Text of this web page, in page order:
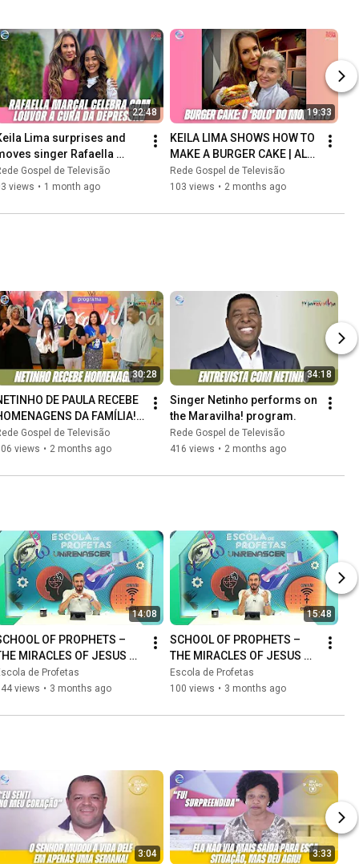
22:48
Lima surprises and
singer Rafaella
| All the best to you
Gospel de Televisão
views • 1 month ago
19:33
KEILA LIMA SHOWS HOW TO
MAKE A BURGER CAKE | ALL
THE BEST TO YOU
Rede Gospel de Televisão
103 views • 2 months ago
30:28
DE PAULA RECEBE
DA FAMÍLIA! |
DA MARAVILHA
Gospel de Televisão
views • 2 months ago
34:18
Singer Netinho performs on
the Maravilha! program.
Rede Gospel de Televisão
416 views • 2 months ago
14:08
OF PROPHETS –
MIRACLES OF JESUS
10) | BISHOP GÊ
de Profetas
views • 3 months ago
15:48
SCHOOL OF PROPHETS –
THE MIRACLES OF JESUS ​​
(PART 9) | BISHOP GÊ
TENUTA
Escola de Profetas
100 views • 3 months ago
3:04 3:33